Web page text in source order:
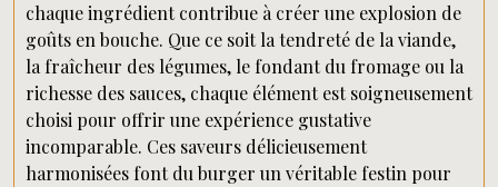
chaque ingrédient contribue à créer une explosion de
goûts en bouche. Que ce soit la tendreté de la viande,
la fraîcheur des légumes, le fondant du fromage ou la
richesse des sauces, chaque élément est soigneusement
choisi pour offrir une expérience gustative
incomparable. Ces saveurs délicieusement
harmonisées font du burger un véritable festin pour